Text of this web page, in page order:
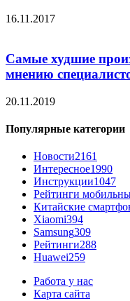
16.11.2017
Самые худшие
мнению
20.11.2019
Популярные категории
Новости2161
Интересное1990
Инструкции1047
Рейтинги
Китайские
Xiaomi394
Samsung309
Рейтинги288
Huawei259
Работа у нас
Карта сайта